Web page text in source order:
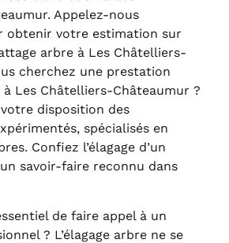
Appelez-nous
obtenir votre estimation sur
arbre à Les Châtelliers-
cherchez une prestation
à Les Châtelliers-Châteaumur ?
disposition des
spécialisés en
Confiez l’élagage d’un
savoir-faire reconnu dans
de faire appel à un
? L’élagage arbre ne se